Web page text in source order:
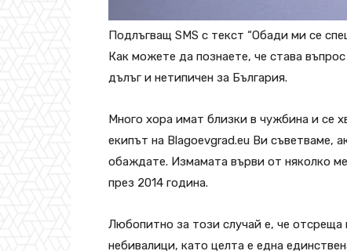
Подлъгващ SMS с текст “Обади ми се
Как можете да познаете, че става
дълъг и нетипичен за България.
Много хора имат близки в чужбина и се
екипът на Blagoevgrad.eu Ви съветваме,
обаждате. Измамата върви от няколко
през 2014 година.
Любопитно за този случай е, че отсреща
небивалици, като целта е една